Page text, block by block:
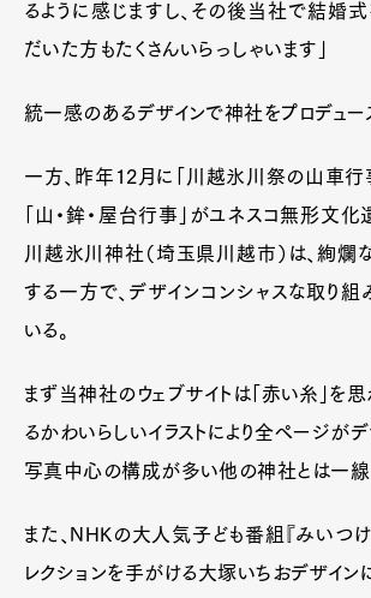
Art&DesignWatchFashion
ProductCulture
るように感じますし、その後当社で結婚
だいた方もたくさんいらっしゃいます」
統一感のあるデザインで神社をプロデュー
一方、昨年12月に「川越氷川祭の山車行
「山・鉾・屋台行事」がユネスコ無形文
川越氷川神社（埼玉県川越市）は、絢爛
する一方で、デザインコンシャスな取り
いる。
まず当神社のウェブサイトは「赤い糸」を
るかわいらしいイラストにより全ページがデ
写真中心の構成が多い他の神社とは一線
また、NHKの大人気子ども番組『みいつけ
レクションを手がける大塚いちおデザイン